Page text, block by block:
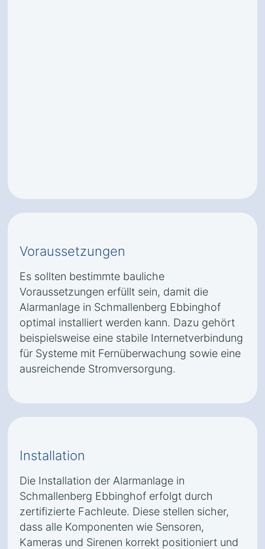
Voraussetzungen
Es sollten bestimmte bauliche
Voraussetzungen erfüllt sein, damit die
Alarmanlage in Schmallenberg Ebbinghof
optimal installiert werden kann. Dazu gehört
beispielsweise eine stabile Internetverbindung
für Systeme mit Fernüberwachung sowie eine
ausreichende Stromversorgung.
Installation
Die Installation der Alarmanlage in
Schmallenberg Ebbinghof erfolgt durch
zertifizierte Fachleute. Diese stellen sicher,
dass alle Komponenten wie Sensoren,
Kameras und Sirenen korrekt positioniert und